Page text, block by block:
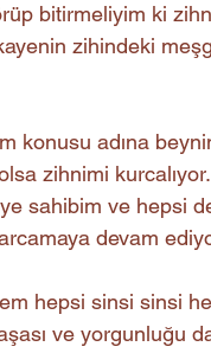
bitirmeliyim ki
zihindeki
konusu adına
zihnimi
sahibim ve hepsi
devam
hepsi sinsi sinsi
ve yorgunluğu